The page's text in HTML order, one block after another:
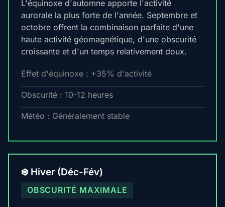
L'équinoxe d'automne apporte l'activité
aurorale la plus forte de l'année. Septembre et
octobre offrent la combinaison parfaite d'une
haute activité géomagnétique, d'une obscurité
croissante et d'un temps relativement doux.
Effet d'équinoxe : +35% d'activité
Obscurité : 10-12 heures
Météo : Généralement stable
❄️ Hiver (Déc-Fév)
OBSCURITÉ MAXIMALE